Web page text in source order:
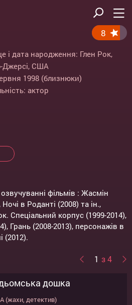
8
і дата народження: Глен Рок,
Джерсі, США
1998 (близнюки)
актор
фільмів : Жасмін
в Роданті (2008) та ін.,
Спеціальний корпус (1999-2014),
Грань (2008-2013), персонажів в
(2012).
1 з 4
дошка
(жахи, детектив)США (комедія)
та інші обставини
(драма, комедія)
Сент-Клауд: подвійна